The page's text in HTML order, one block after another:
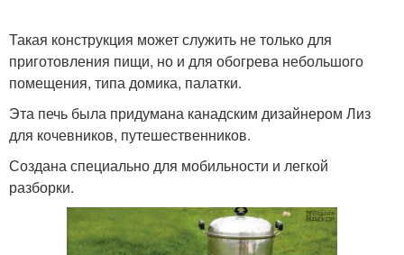
Такая конструкция может служить не только для
приготовления пищи, но и для обогрева небольшого
помещения, типа домика, палатки.
Эта печь была придумана канадским дизайнером Лиз
для кочевников, путешественников.
Создана специально для мобильности и легкой
разборки.